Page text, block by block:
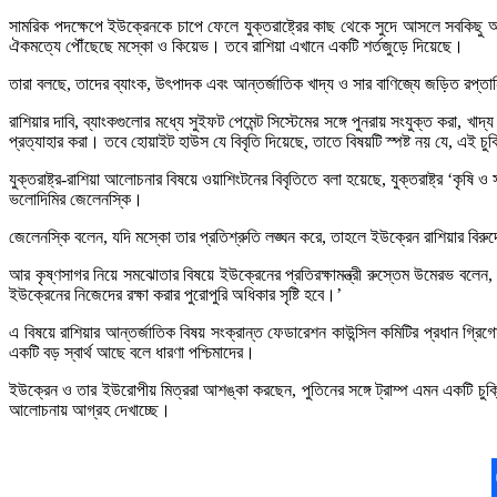
সামরিক পদক্ষেপে ইউক্রেনকে চাপে ফেলে যুক্তরাষ্ট্রের কাছ থেকে সুদে আসলে সবকিছু
ঐকমত্যে পৌঁছেছে মস্কো ও কিয়েভ। তবে রাশিয়া এখানে একটি শর্তজুড়ে দিয়েছে।
তারা বলছে, তাদের ব্যাংক, উৎপাদক এবং আন্তর্জাতিক খাদ্য ও সার বাণিজ্যে জড়িত
রাশিয়ার দাবি, ব্যাংকগুলোর মধ্যে সুইফট পেমেন্ট সিস্টেমের সঙ্গে পুনরায় সংযুক্ত করা,
প্রত্যাহার করা। তবে হোয়াইট হাউস যে বিবৃতি দিয়েছে, তাতে বিষয়টি স্পষ্ট নয় যে, এই
যুক্তরাষ্ট্র-রাশিয়া আলোচনার বিষয়ে ওয়াশিংটনের বিবৃতিতে বলা হয়েছে, যুক্তরাষ্ট্র
ভলোদিমির জেলেনস্কি।
জেলেনস্কি বলেন, যদি মস্কো তার প্রতিশ্রুতি লঙ্ঘন করে, তাহলে ইউক্রেন রাশিয়ার
আর কৃষ্ণসাগর নিয়ে সমঝোতার বিষয়ে ইউক্রেনের প্রতিরক্ষামন্ত্রী রুস্তেম উমেরভ
ইউক্রেনের নিজেদের রক্ষা করার পুরোপুরি অধিকার সৃষ্টি হবে।’
এ বিষয়ে রাশিয়ার আন্তর্জাতিক বিষয় সংক্রান্ত ফেডারেশন কাউন্সিল কমিটির প্রধান
একটি বড় স্বার্থ আছে বলে ধারণা পশ্চিমাদের।
ইউক্রেন ও তার ইউরোপীয় মিত্ররা আশঙ্কা করছেন, পুতিনের সঙ্গে ট্রাম্প এমন একটি
আলোচনায় আগ্রহ দেখাচ্ছে।